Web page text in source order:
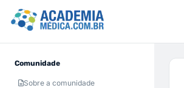
Comunidade
Sobre a comunidade